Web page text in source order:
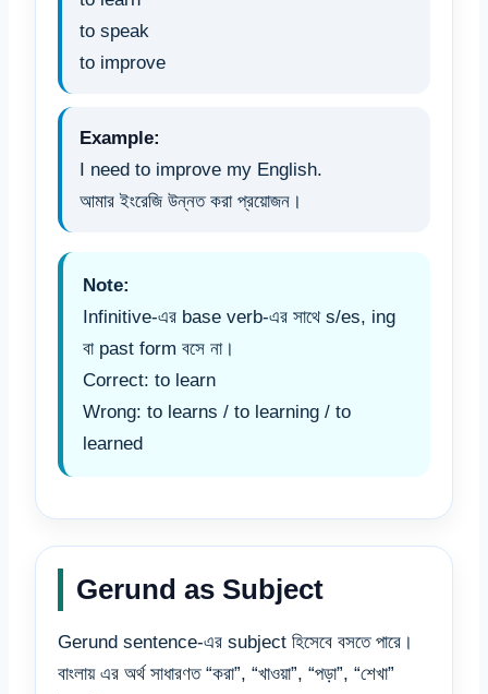
to speak
to improve
Example:
I need to improve my English.
আমার ইংরেজি উন্নত করা প্রয়োজন।
Note:
Infinitive-এর base verb-এর সাথে s/es, ing
বা past form বসে না।
Correct: to learn
Wrong: to learns / to learning / to
learned
Gerund as Subject
Gerund sentence-এর subject হিসেবে বসতে পারে।
বাংলায় এর অর্থ সাধারণত “করা”, “খাওয়া”, “পড়া”, “শেখা”